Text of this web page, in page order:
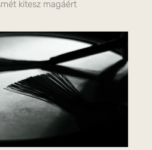
kitesz magáért